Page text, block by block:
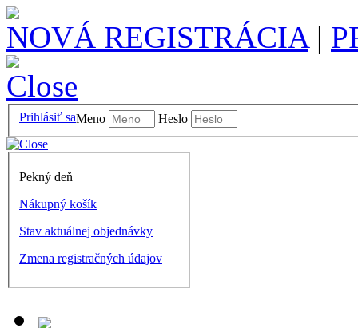
NOVÁ REGISTRÁCIA|
Meno Heslo
Prihlásiť sa
Pekný deň
Nákupný košík
Stav aktuálnej objednávky
Zmena registračných údajov